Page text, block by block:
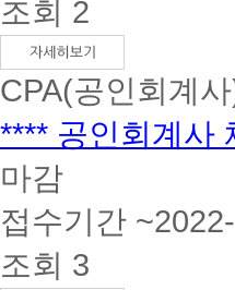
조회 2
CPA(공인회계
**** 공인회계사
마감
접수기간
조회 3